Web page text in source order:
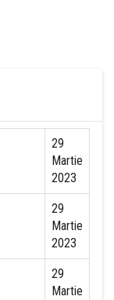
29
Martie
2023
29
Martie
2023
29
Martie